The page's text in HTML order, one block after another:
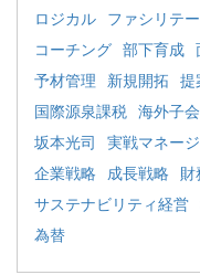
ロジカル ファシリテ
コーチング 部下育成
予材管理
新規開拓 提
国際源泉課税 海外子
坂本光司
実戦マネー
企業戦略 成長戦略 財
サステナビリティ経営
為替